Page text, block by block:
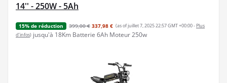
14'' - 250W - 5Ah
15% de réduction 399,00 € 337,98 € (as of juillet 7, 2025 22:57 GMT +00:00 - Plus
d’infos) jusqu'à 18Km Batterie 6Ah Moteur 250w